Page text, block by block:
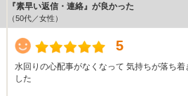
『素早い返信・連絡』が良かった
（50代／女性）
5
水回りの心配事がなくなって 気持ちが落ち着
した